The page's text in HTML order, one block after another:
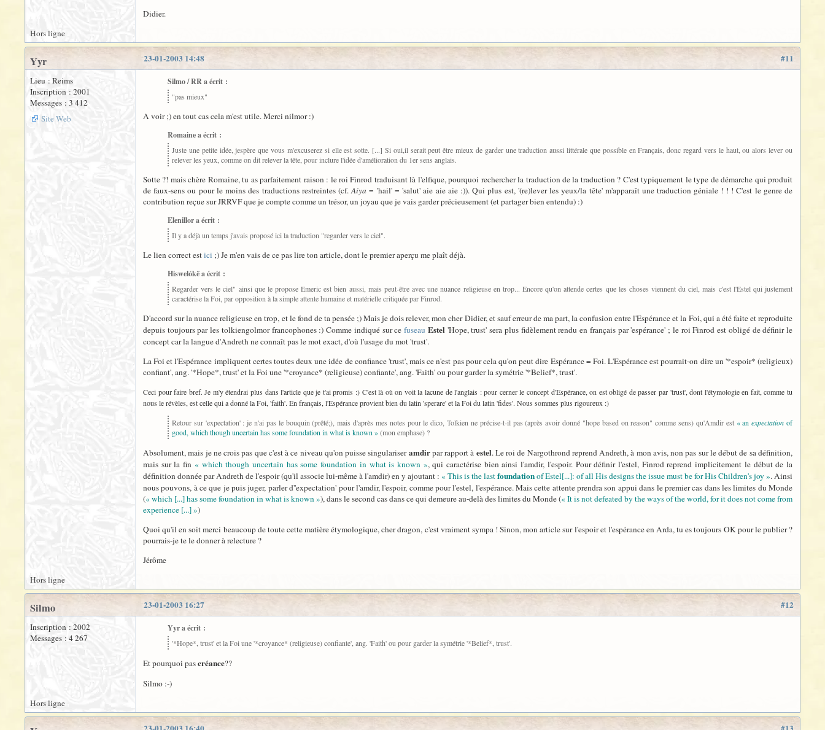
Didier.
Hors ligne
#11
23-01-2003 14:48
Yyr
Lieu : Reims
Inscription : 2001
Messages : 3 412
Site Web
Silmo / RR a écrit :
"pas mieux"
A voir ;) en tout cas cela m'est utile. Merci nilmor :)
Romaine a écrit :
Juste une petite idée, jespère que vous m'excuserez si elle est sotte. [...] Si oui,il serait peut être mieux de garder une traduction aussi littérale que possible en Français, donc regard vers le haut, ou alors lever ou
relever les yeux, comme on dit relever la tête, pour inclure l'idée d'amélioration du 1er sens anglais.
Sotte ?! mais chère Romaine, tu as parfaitement raison : le roi Finrod traduisant là l'elfique, pourquoi rechercher la traduction de la traduction ? C'est typiquement le type de démarche qui produit
de faux-sens ou pour le moins des traductions restreintes (cf.Aiya = 'hail' = 'salut' aie aie aie :)). Qui plus est, '(re)lever les yeux/la tête' m'apparaît une traduction géniale ! ! ! C'est le genre de
contribution reçue sur JRRVF que je compte comme un trésor, un joyau que je vais garder précieusement (et partager bien entendu) :)
Elenillor a écrit :
Il y a déjà un temps j'avais proposé ici la traduction "regarder vers le ciel".
Le lien correct estici ;) Je m'en vais de ce pas lire ton article, dont le premier aperçu me plaît déjà.
Hiswelókë a écrit :
Regarder vers le ciel" ainsi que le propose Emeric est bien aussi, mais peut-être avec une nuance religieuse en trop... Encore qu'on attende certes que les choses viennent du ciel, mais c'est l'Estel qui justement
caractérise la Foi, par opposition à la simple attente humaine et matérielle critiquée par Finrod.
D'accord sur la nuance religieuse en trop, et le fond de ta pensée ;) Mais je dois relever, mon cher Didier, et sauf erreur de ma part, la confusion entre l'Espérance et la Foi, qui a été faite et reproduite
depuis toujours par les tolkiengolmor francophones :) Comme indiqué sur cefuseau Estel'Hope, trust' sera plus fidèlement rendu en français par 'espérance' ; le roi Finrod est obligé de définir le
concept car la langue d'Andreth ne connaît pas le mot exact, d'où l'usage du mot 'trust'.
La Foi et l'Espérance impliquent certes toutes deux une idée de confiance 'trust', mais ce n'est pas pour cela qu'on peut dire Espérance = Foi. L'Espérance est pourrait-on dire un '*espoir* (religieux)
confiant', ang. '*Hope*, trust' et la Foi une '*croyance* (religieuse) confiante', ang. 'Faith' ou pour garder la symétrie '*Belief*, trust'.
Ceci pour faire bref. Je m'y étendrai plus dans l'article que je t'ai promis :) C'est là où on voit la lacune de l'anglais : pour cerner le concept d'Espérance, on est obligé de passer par 'trust', dont l'étymologie en fait, comme tu
nous le révèles, est celle qui a donné la Foi, 'faith'. En français, l'Espérance provient bien du latin 'sperare' et la Foi du latin 'fides'. Nous sommes plus rigoureux :)
Retour sur 'expectation' : je n'ai pas le bouquin (prêté;), mais d'après mes notes pour le dico, Tolkien ne précise-t-il pas (après avoir donné "hope based on reason" comme sens) qu'Amdir est « anexpectation of
good, which though uncertain has some foundation in what is known »(mon emphase) ?
Absolument, mais je ne crois pas que c'est à ce niveau qu'on puisse singulariseramdirpar rapport à estel. Le roi de Nargothrond reprend Andreth, à mon avis, non pas sur le début de sa définition,
mais sur la fin « which though uncertain has some foundation in what is known », qui caractérise bien ainsi l'amdir, l'espoir. Pour définir l'estel, Finrod reprend implicitement le début de la
définition donnée par Andreth de l'espoir (qu'il associe lui-même à l'amdir) en y ajoutant : « This is the lastfoundationof Estel[...]: of all His designs the issue must be for His Children's joy ». Ainsi
nous pouvons, à ce que je puis juger, parler d''expectation' pour l'amdir, l'espoir, comme pour l'estel, l'espérance. Mais cette attente prendra son appui dans le premier cas dans les limites du Monde
(« which [...] has some foundation in what is known »), dans le second cas dans ce qui demeure au-delà des limites du Monde (« It is not defeated by the ways of the world, for it does not come from
experience [...] »)
Quoi qu'il en soit merci beaucoup de toute cette matière étymologique, cher dragon, c'est vraiment sympa ! Sinon, mon article sur l'espoir et l'espérance en Arda, tu es toujours OK pour le publier ?
pourrais-je te le donner à relecture ?
Jérôme
Hors ligne
#12
23-01-2003 16:27
Silmo
Inscription : 2002
Messages : 4 267
Yyr a écrit :
'*Hope*, trust' et la Foi une '*croyance* (religieuse) confiante', ang. 'Faith' ou pour garder la symétrie '*Belief*, trust'.
Et pourquoi pascréance??
Silmo :-)
Hors ligne